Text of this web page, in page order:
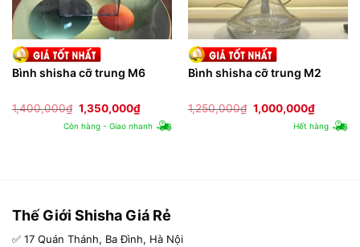
Bình shisha cỡ trung M6
1,400,000₫ Giá
gốc
là:
1,350,000₫Giá
hiện
tại
Còn hàng - Giao nhanh
Bình shisha cỡ trung M2
1,250,000₫ Giá
gốc
1,000,000₫Giá
hiện
tại
Hết hàng
Thế Giới Shisha Giá Rẻ
✅ 17 Quán Thánh, Ba Đình, Hà Nội